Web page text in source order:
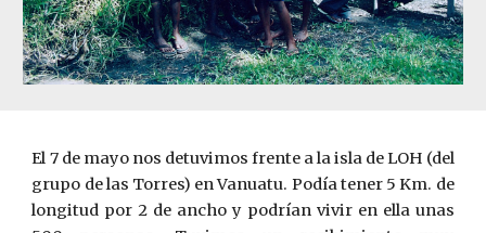
El 7 de mayo nos detuvimos frente a la isla de LOH (del
grupo de las Torres) en Vanuatu. Podía tener 5 Km. de
longitud por 2 de ancho y podrían vivir en ella unas